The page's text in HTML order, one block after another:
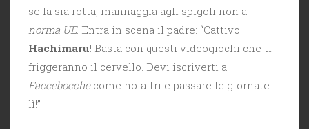
se la sia rotta, mannaggia agli spigoli non a
norma UE. Entra in scena il padre: “Cattivo
Hachimaru! Basta con questi videogiochi che ti
friggeranno il cervello. Devi iscriverti a
Faccebocchecome noialtri e passare le giornate
lì!”